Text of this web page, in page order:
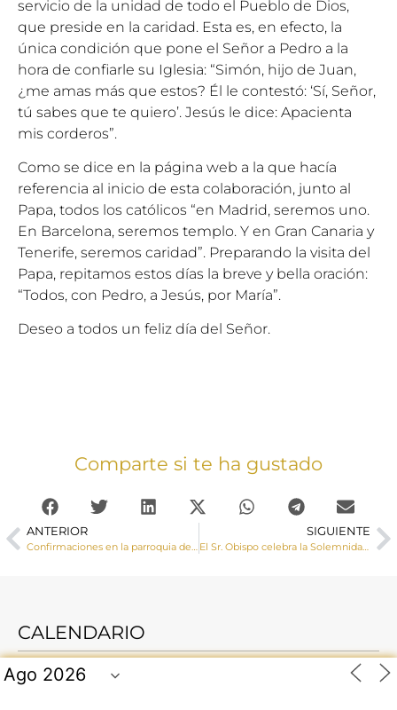
servicio de la unidad de todo el Pueblo de Dios,
que preside en la caridad. Esta es, en efecto, la
única condición que pone el Señor a Pedro a la
hora de confiarle su Iglesia: “Simón, hijo de Juan,
¿me amas más que estos? Él le contestó: ‘Sí, Señor,
tú sabes que te quiero’. Jesús le dice: Apacienta
mis corderos”.
Como se dice en la página web a la que hacía
referencia al inicio de esta colaboración, junto al
Papa, todos los católicos “en Madrid, seremos uno.
En Barcelona, seremos templo. Y en Gran Canaria y
Tenerife, seremos caridad”. Preparando la visita del
Papa, repitamos estos días la breve y bella oración:
“Todos, con Pedro, a Jesús, por María”.
Deseo a todos un feliz día del Señor.
Comparte si te ha gustado
ANTERIOR
Confirmaciones en la parroquia de El Salvador
SIGUIENTE
El Sr. Obispo celebra la Solemnidad de Pentecostés con una Eucaristía en la Capilla del Espíritu Santo
CALENDARIO